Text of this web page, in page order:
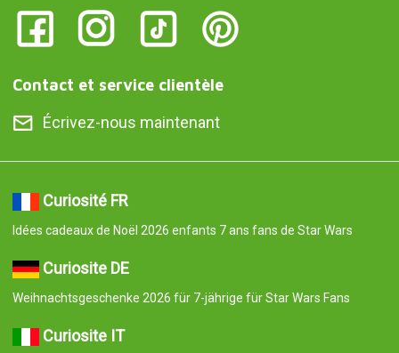
Contact et service clientèle
Écrivez-nous maintenant
Curiosité FR
Idées cadeaux de Noël 2026 enfants 7 ans fans de Star Wars
Curiosite DE
Weihnachtsgeschenke 2026 für 7-jährige für Star Wars Fans
Curiosite IT